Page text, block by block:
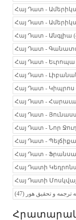
Հայ Դատ -
Հայ Դատ -
Հայ Դատ - Անգլիա
Հայ Դատ -
Հայ Դատ - Եւրոպա
Հայ Դատ -
Հայ Դատ - Կիպրոս
Հայ Դատ -
Հայ Դատ -
Հայ Դատ - Նոր
Հայ Դատ - Պելճիքա
Հայ Դատ - Ֆրանսա
Հայ Դատի
Հայ Դատի
و تحقیق هور (47)